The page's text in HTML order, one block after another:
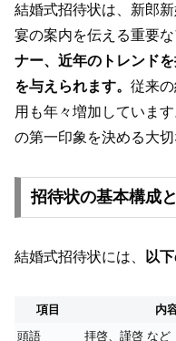
結婚式招待状は、新郎
宴の案内を伝える重要な
ナー、近年のトレンド
を与えられます。 従来
用も年々増加していま
の第一印象を決める大切
招待状の基本構成
結婚式招待状には、 以
項目 内
頭語
拝啓、謹啓 など